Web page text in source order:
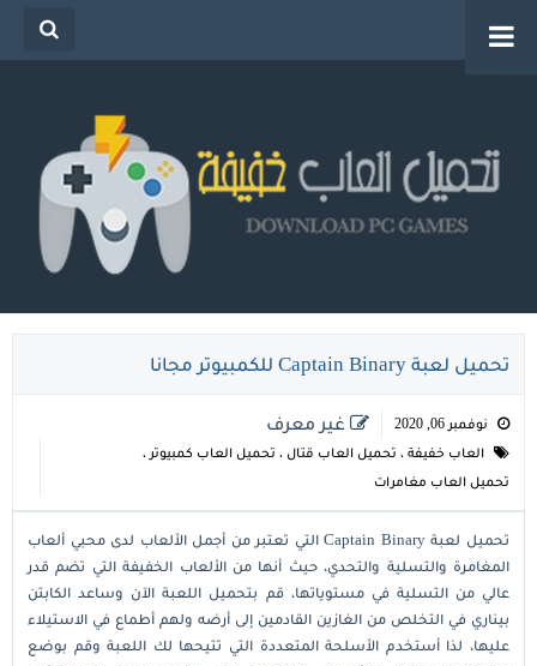
تحميل العاب خفيفة للكمبيوتر من ميديا فاير للاجهزة
الضعيفة
تحميل لعبة Captain Binary للكمبيوتر مجانا
نوفمبر 06, 2020
العاب خفيفة ، تحميل العاب قتال ، تحميل العاب كمبيوتر ،
تحميل العاب مغامرات
غير معرف
تحميل لعبة Captain Binary التي تعتبر من أجمل الألعاب لدى محبي ألعاب
المغامرة والتسلية والتحدي، حيث أنها من الألعاب الخفيفة التي تضم قدر
عالي من التسلية في مستوياتها، قم بتحميل اللعبة الآن وساعد الكابتن
بيناري في التخلص من الغازين القادمين إلى أرضه ولهم أطماع في الاستيلاء
عليها، لذا أستخدم الأسلحة المتعددة التي تتيحها لك اللعبة وقم بوضع